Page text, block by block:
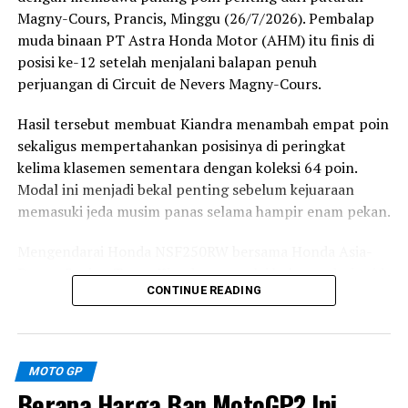
Karakter tersebut membuat Silverstone membutuhkan
presisi tinggi dalam menentukan racing line dan
menjaga momentum. Bagi Kiattisak, tantangannya
semakin besar karena ia harus beradaptasi dengan
sekaligus atmosfer Kejuaraan Dunia Moto3 dalam waktu
singkat.
Kiattisak mengaku tidak ingin memasang target
berlebihan pada debutnya. Fokus utamanya adalah
“Ekspektasi saya adalah
berkembang selangkah
demi selangkah di setiap
sesi, belajar sebanyak
Magny-Cours, Prancis, Minggu (26/7/2026). Pembalap
muda binaan PT Astra Honda Motor (AHM) itu finis di
posisi ke-12 setelah menjalani balapan penuh
perjuangan di Circuit de Nevers Magny-Cours.
Hasil tersebut membuat Kiandra menambah empat poin
sekaligus mempertahankan posisinya di peringkat
kelima klasemen sementara dengan koleksi 64 poin.
Modal ini menjadi bekal penting sebelum kejuaraan
memasuki jeda musim panas selama hampir enam pekan.
Dream Racing Team, Kiandra memulai balapan dari grid
ke-12. Namun, start yang kurang sempurna membuat
banyak posisi dan tercecer hingga urutan ke-18 pada lap
pertama.
Meski menghadapi situasi sulit, pembalap asal Sleman,
CONTINUE READING
MOTO GP